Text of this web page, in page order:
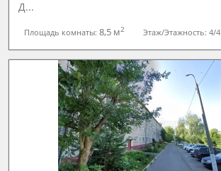
Д...
Площадь комнаты: 8,5 м2 Этаж/Этажность:4/4